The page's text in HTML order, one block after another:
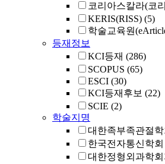
코리아스칼라(코
KERIS(RISS) (5)
학술교육원
등재정보
KCI등재 (286)
SCOPUS (65)
ESCI (30)
KCI등재후보 (22)
SCIE (2)
학술지명
대한족부족관절학
한국전자통신학회
대한정형외과학회